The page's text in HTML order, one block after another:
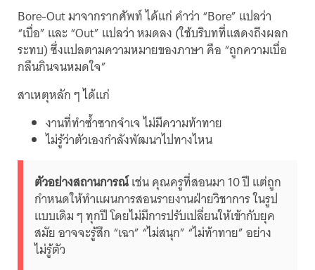
Bore-Out มาจากรากศัพท์ ได้แก่ คำว่า “Bore” แปลว่า
“เบื่อ” และ “Out” แปลว่า หมดลง (ใช้บริบทที่แสดงถึงผลก
ระทบ) ซึ่งแปลตามความหมายของภาษา คือ “ถูกความเบื่อ
กลืนกินจนหมดใจ”
สาเหตุหลัก ๆ ได้แก่
งานที่ทำซ้ำซากจำเจ ไม่มีความท้าทาย
ไม่รู้ว่าตัวเองกำลังพัฒนาไปทางไหน
ตัวอย่างสถานการณ์เช่น คุณครูที่สอนมา 10 ปี แต่ถูก
กำหนดให้ทำแผนการสอนรายงานฝ่ายวิชาการ ในรูป
แบบเดิม ๆ ทุกปี โดยไม่มีการปรับเปลี่ยนให้เข้ากับยุค
สมัย อาจจะรู้สึก “เฉา” “ไม่สนุก” “ไม่ท้าทาย” อย่าง
ไม่รู้ตัว